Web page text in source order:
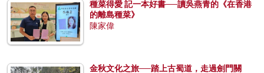
種菜得愛 記一本好書──讀吳燕青的《在香港
的離島種菜》
陳家偉
金秋文化之旅──踏上古蜀道，走過劍門關